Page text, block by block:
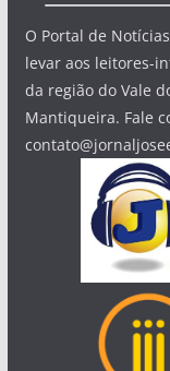
O Portal de
levar aos leitores-
da região do Vale
Mantiqueira. Fale